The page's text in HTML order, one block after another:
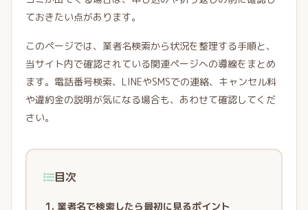
ておきたい点があります。
このページでは、業者名検索から状況を整理する手順と、
当サイト内で確認されている関連ページへの導線をまとめ
ます。電話番号検索、LINEやSMSでの連絡、キャンセル料
や違約金の説明が気になる場合も、あわせて確認してくだ
さい。
目次
業者名で検索したら最初に見るポイント